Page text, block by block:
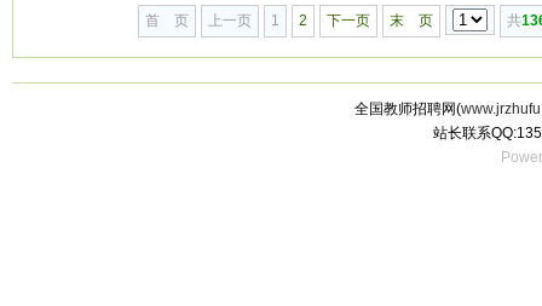
首 页 上一页 1 2 下一页 末 页 共
全国教师招聘网(
站长联系